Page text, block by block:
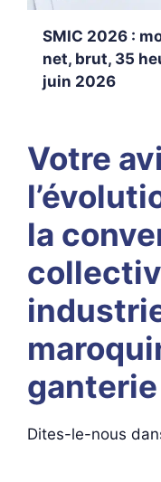
SMIC 2026 :
net, brut, 35
juin 2026
Votre
la
Dites-le-nous